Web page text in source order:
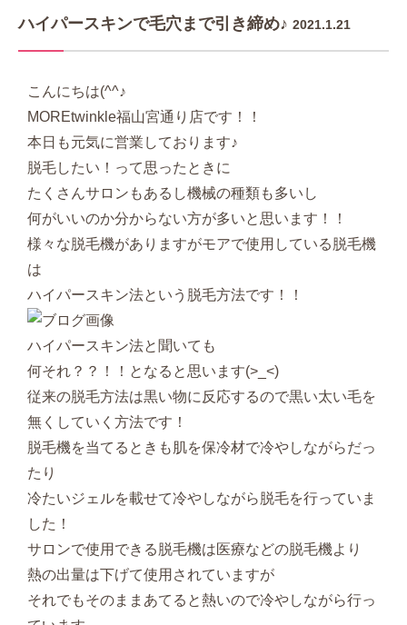
ハイパースキンで毛穴まで引き締め♪ 2021.1.21
こんにちは(^^♪
MOREtwinkle福山宮通り店です！！
本日も元気に営業しております♪
脱毛したい！って思ったときに
たくさんサロンもあるし機械の種類も多いし
何がいいのか分からない方が多いと思います！！
様々な脱毛機がありますがモアで使用している脱毛機
は
ハイパースキン法という脱毛方法です！！
ハイパースキン法と聞いても
何それ？？！！となると思います(>_<)
従来の脱毛方法は黒い物に反応するので黒い太い毛を
無くしていく方法です！
脱毛機を当てるときも肌を保冷材で冷やしながらだっ
たり
冷たいジェルを載せて冷やしながら脱毛を行っていま
した！
サロンで使用できる脱毛機は医療などの脱毛機より
熱の出量は下げて使用されていますが
それでもそのままあてると熱いので冷やしながら行っ